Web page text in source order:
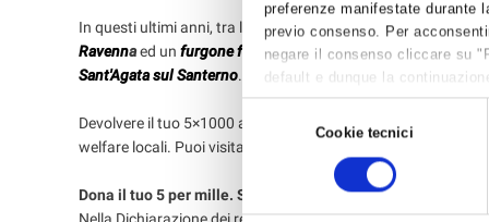
preferenze manifestate durante
previo consenso. Per
negare il consenso cliccare su
default e dunque la
per avere maggiori
Cookie tecnici
In questi ultimi anni, tra le altre cose,ANCoS Ravennaha
Ravennaed un furgone frigor per le mense della Caritas
Sant'Agata sul Santerno.
Devolvere il tuo 5×1000 ad ANCoS significa contribuire
welfare locali. Puoi visitare anche il
Dona il tuo 5 per mille. Scegli dove destinare il tuo
Nella Dichiarazione dei redditi (730, CUD, Unico), cerca la